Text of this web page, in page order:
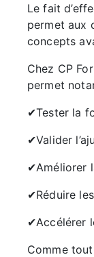
Le fait
permet aux
concepts
Chez CP
permet
✔Tester la
✔Valider
✔Améliorer
✔Réduire
✔Accélérer
Comme